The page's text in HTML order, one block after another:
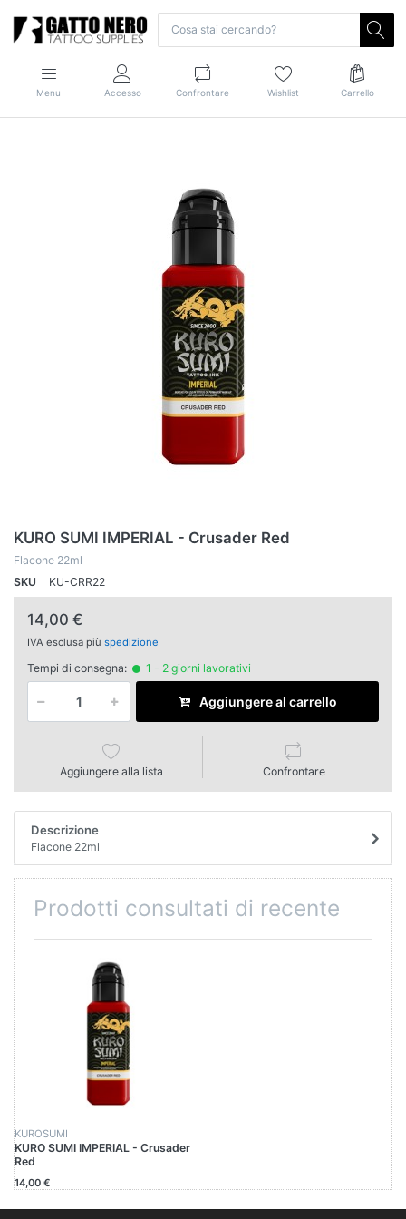
Menu Accesso Confrontare Wishlist Carrello
KURO SUMI IMPERIAL - Crusader Red
Flacone 22ml
SKU
KU-CRR22
14,00 €
IVA esclusa più spedizione
Tempi di consegna: 1 - 2 giorni lavorativi
Aggiungere al carrello
Aggiungere alla lista Confrontare
Descrizione
Flacone 22ml
Prodotti consultati di recente
KUROSUMI
KURO SUMI IMPERIAL - Crusader
Red
14,00 €